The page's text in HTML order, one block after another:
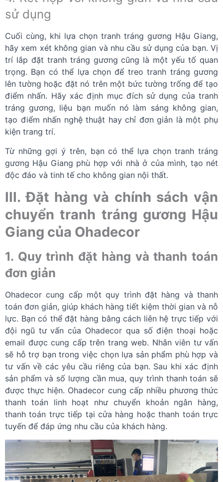
sử dụng
Cuối cùng, khi lựa chọn tranh tráng gương Hậu Giang,
hãy xem xét không gian và nhu cầu sử dụng của bạn. Vị
trí lắp đặt tranh tráng gương cũng là một yếu tố quan
trọng. Bạn có thể lựa chọn để treo tranh tráng gương
lên tường hoặc đặt nó trên một bức tường trống để tạo
điểm nhấn. Hãy xác định mục đích sử dụng của tranh
tráng gương, liệu bạn muốn nó làm sáng không gian,
tạo điểm nhấn nghệ thuật hay chỉ đơn giản là một phụ
kiện trang trí.
Từ những gợi ý trên, bạn có thể lựa chọn tranh tráng
gương Hậu Giang phù hợp với nhà ở của mình, tạo nét
độc đáo và tinh tế cho không gian nội thất.
III. Đặt hàng và chính sách vận
chuyển tranh tráng gương Hậu
Giang của Ohadecor
1. Quy trình đặt hàng và thanh toán
đơn giản
Ohadecor cung cấp một quy trình đặt hàng và thanh
toán đơn giản, giúp khách hàng tiết kiệm thời gian và nỗ
lực. Bạn có thể đặt hàng bằng cách liên hệ trực tiếp với
đội ngũ tư vấn của Ohadecor qua số điện thoại hoặc
email được cung cấp trên trang web. Nhân viên tư vấn
sẽ hỗ trợ bạn trong việc chọn lựa sản phẩm phù hợp và
tư vấn về các yêu cầu riêng của bạn. Sau khi xác định
sản phẩm và số lượng cần mua, quy trình thanh toán sẽ
được thực hiện. Ohadecor cung cấp nhiều phương thức
thanh toán linh hoạt như chuyển khoản ngân hàng,
thanh toán trực tiếp tại cửa hàng hoặc thanh toán trực
tuyến để đáp ứng nhu cầu của khách hàng.